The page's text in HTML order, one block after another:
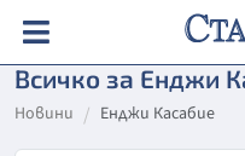
Всичко за Енджи
Новини Енджи Касабие